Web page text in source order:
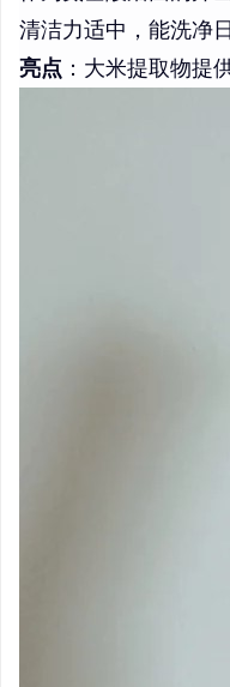
清洁力适中，能洗净
亮点 ：大米提取物提